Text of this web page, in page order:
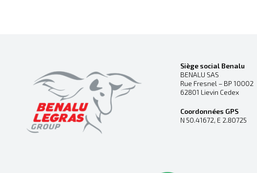
Siège social Benalu
BENALU SAS
Rue Fresnel – BP 10002
62801 Lievin Cedex
Coordonnées GPS
N 50.41672, E 2.80725